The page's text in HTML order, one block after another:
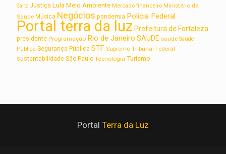
Sarto Justiça Lula Meio Ambiente Mercado financeiro Ministério da
Saúde Música Negócios pandemia Polícia Federal
Portal terra da luzPrefeitura de Fortaleza
presidente Programação Rio de Janeiro SAUDE saúde Saúde
Pública Segurança Pública STF Supremo Tribunal Federal
sustentabilidade São Paulo Tecnologia Turismo
Portal Terra da Luz